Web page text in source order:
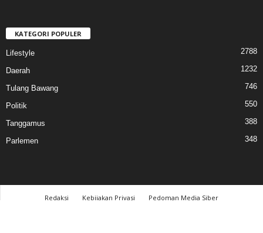
KATEGORI POPULER
Lifestyle 2788
Daerah 1232
Tulang Bawang 746
Politik 550
Tanggamus 388
Parlemen 348
Redaksi Kebijakan Privasi
Pedoman Media Siber